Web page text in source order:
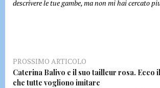
descrivere le tue gambe, ma non mi hai cercato
PROSSIMO ARTICOLO
Caterina Balivo e il suo tailleur rosa. Ecco
che tutte vogliono imitare